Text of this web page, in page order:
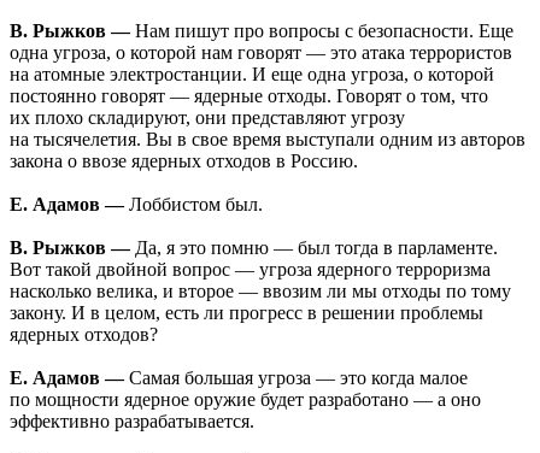
В. Рыжков —Нам пишут про вопросы с безопасности. Еще
одна угроза, о которой нам говорят — это атака террористов
на атомные электростанции. И еще одна угроза, о которой
постоянно говорят — ядерные отходы. Говорят о том, что
их плохо складируют, они представляют угрозу
на тысячелетия. Вы в свое время выступали одним из авторов
закона о ввозе ядерных отходов в Россию.
Е. Адамов —Лоббистом был.
В. Рыжков —Да, я это помню — был тогда в парламенте.
Вот такой двойной вопрос — угроза ядерного терроризма
насколько велика, и второе — ввозим ли мы отходы по тому
закону. И в целом, есть ли прогресс в решении проблемы
ядерных отходов?
Е. Адамов —Самая большая угроза — это когда малое
по мощности ядерное оружие будет разработано — а оно
эффективно разрабатывается.